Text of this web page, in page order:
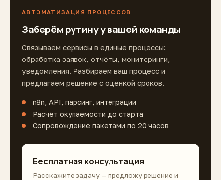
АВТОМАТИЗАЦИЯ ПРОЦЕССОВ
Заберём рутину у вашей команды
Связываем сервисы в единые процессы:
обработка заявок, отчёты, мониторинги,
уведомления. Разбираем ваш процесс и
предлагаем решение с оценкой сроков.
n8n, API, парсинг, интеграции
Расчёт окупаемости до старта
Сопровождение пакетами по 20 часов
Бесплатная консультация
Расскажите задачу — предложу решение и